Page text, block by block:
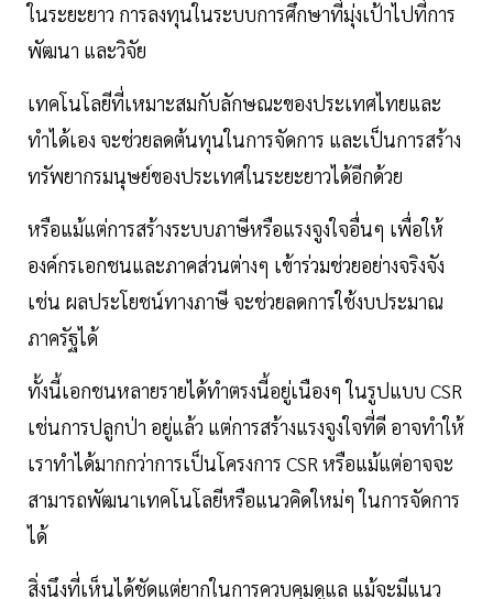
ในระยะยาว การลงทุนในระบบการศึกษาที่มุ่งเป้าไปที่การ
พัฒนา และวิจัย
เทคโนโลยีที่เหมาะสมกับลักษณะของประเทศไทยและ
ทำได้เอง จะช่วยลดต้นทุนในการจัดการ และเป็นการสร้าง
ทรัพยากรมนุษย์ของประเทศในระยะยาวได้อีกด้วย
หรือแม้แต่การสร้างระบบภาษีหรือแรงจูงใจอื่นๆ เพื่อให้
องค์กรเอกชนและภาคส่วนต่างๆ เข้าร่วมช่วยอย่างจริงจัง
เช่น ผลประโยชน์ทางภาษี จะช่วยลดการใช้งบประมาณ
ภาครัฐได้
ทั้งนี้เอกชนหลายรายได้ทำตรงนี้อยู่เนืองๆ ในรูปแบบ CSR
เช่นการปลูกป่า อยู่แล้ว แต่การสร้างแรงจูงใจที่ดี อาจทำให้
เราทำได้มากกว่าการเป็นโครงการ CSR หรือแม้แต่อาจจะ
สามารถพัฒนาเทคโนโลยีหรือแนวคิดใหม่ๆ ในการจัดการ
ได้
สิ่งนึงที่เห็นได้ชัดแต่ยากในการควบคุมดูแล แม้จะมีแนว